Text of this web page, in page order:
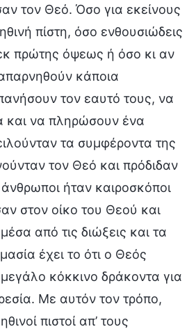
τον Θεό. Όσο για εκείνους
πίστη, όσο ενθουσιώδεις
πρώτης όψεως ή όσο κι αν
κάποια
τον εαυτό τους, να
και να πληρώσουν ένα
τα συμφέροντα της
τον Θεό και πρόδιδαν
ήταν καιροσκόποι
στον οίκο του Θεού και
από τις διώξεις και τα
έχει το ότι ο Θεός
μεγάλο κόκκινο δράκοντα για
Με αυτόν τον τρόπο,
πιστοί απ’ τους